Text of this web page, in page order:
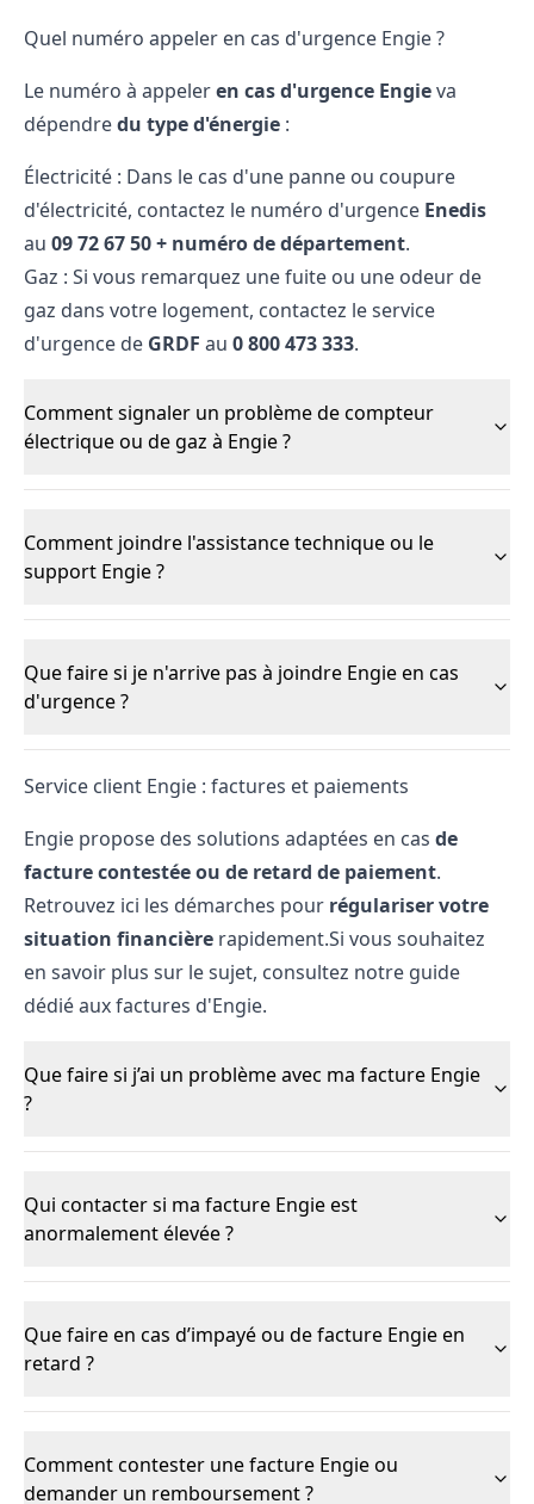
Quel numéro appeler en cas d'urgence Engie ?
Le numéro à appeleren cas d'urgence Engieva
dépendredu type d'énergie :
Électricité : Dans le cas d'une panne ou coupure
d'électricité, contactez le numéro d'urgence Enedis
au 09 72 67 50 + numéro de département.
Gaz : Si vous remarquez une fuite ou une odeur de
gaz dans votre logement, contactez le service
d'urgence de GRDF au 0 800 473 333.
Comment signaler un problème de compteur
électrique ou de gaz à Engie ?
Comment joindre l'assistance technique ou le
support Engie ?
Que faire si je n'arrive pas à joindre Engie en cas
d'urgence ?
Service client Engie : factures et paiements
Engie propose des solutions adaptées en cas de
facture contestée ou de retard de paiement.
Retrouvez ici les démarches pour régulariser votre
situation financière rapidement.Si vous souhaitez
en savoir plus sur le sujet, consultez notre guide
dédié auxfactures d'Engie.
Que faire si j’ai un problème avec ma facture Engie
?
Qui contacter si ma facture Engie est
anormalement élevée ?
Que faire en cas d’impayé ou de facture Engie en
retard ?
Comment contester une facture Engie ou
demander un remboursement ?